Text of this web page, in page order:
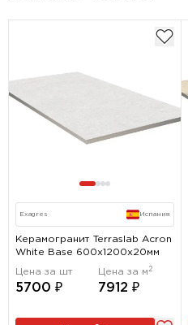
Exagres Испания
Керамогранит Terraslab Acron
White Base 600x1200х20мм
Цена за шт
5700 ₽
Цена за м 2
7912 ₽